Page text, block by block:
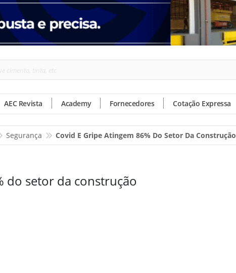
AEC Revista Academy Fornecedores Cotação Expressa
Segurança Covid E Gripe Atingem 86% Do Setor Da Construção
do setor da construção